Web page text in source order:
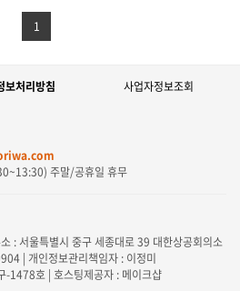
1
보처리방침 사업자정보조회
) 주말/공휴일 휴무
: 서울특별시 중구 세종대로 39 대한상공회의소
| 개인정보관리책임자 : 이정미
-1478호 | 호스팅제공자 : 메이크샵